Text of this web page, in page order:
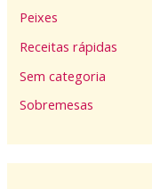
Peixes
Receitas rápidas
Sem categoria
Sobremesas